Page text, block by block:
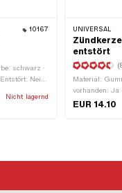
10167
schwarz ·
Nein
Nicht lagernd
UNIVERSAL
entstört
Material:
vorhanden: Ja
Widerstand:
EUR 14.10